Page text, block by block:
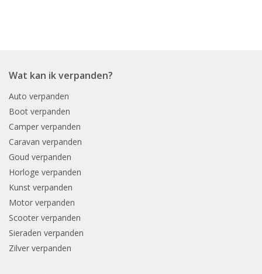
Wat kan ik verpanden?
Auto verpanden
Boot verpanden
Camper verpanden
Caravan verpanden
Goud verpanden
Horloge verpanden
Kunst verpanden
Motor verpanden
Scooter verpanden
Sieraden verpanden
Zilver verpanden